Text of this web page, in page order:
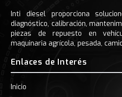
Inti diesel proporciona
diagnóstico, calibración,
piezas de repuesto en
maquinaria agrícola, pesada,
Enlaces de Interés
Inicio